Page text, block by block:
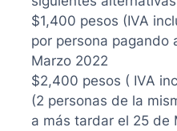
$1,400 pesos (IVA
por persona pagando
Marzo 2022
$2,400 pesos ( IVA
(2 personas de la
a más tardar el 25 de